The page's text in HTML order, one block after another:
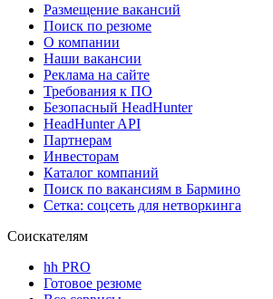
Размещение вакансий
Поиск по резюме
О компании
Наши вакансии
Реклама на сайте
Требования к ПО
Безопасный HeadHunter
HeadHunter API
Партнерам
Инвесторам
Каталог компаний
Поиск по вакансиям в Бармино
Сетка: соцсеть для нетворкинга
Соискателям
hh PRO
Готовое резюме